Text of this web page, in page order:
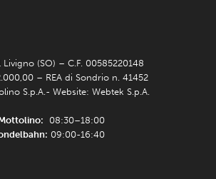
(SO) – C.F. 00585220148
– REA di Sondrio n. 41452
S.p.A.- Website: Webtek S.p.A.
08:30–18:00
09:00-16:40